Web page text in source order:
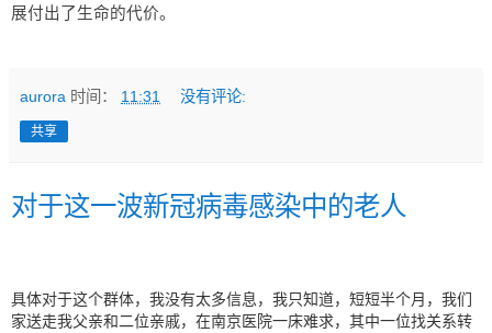
展付出了生命的代价。
aurora 时间： 11:31 没有评论:
共享
对于这一波新冠病毒感染中的老人
具体对于这个群体，我没有太多信息，我只知道，短短半个月，我们
家送走我父亲和二位亲戚，在南京医院一床难求，其中一位找关系转